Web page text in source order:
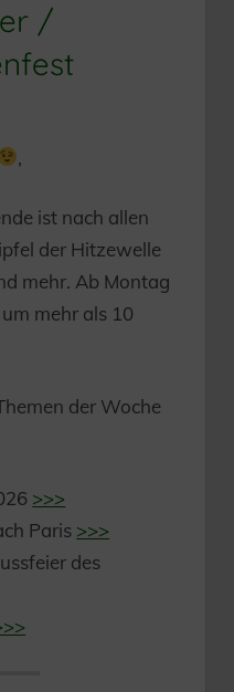
/
,
ist nach allen
der Hitzewelle
mehr. Ab Montag
mehr als 10
der Woche
>>>
Paris >>>
des